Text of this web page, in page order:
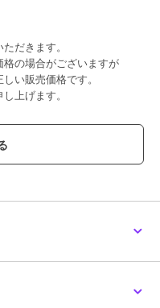
だきます。
の場合がございますが
い販売価格です。
上げます。